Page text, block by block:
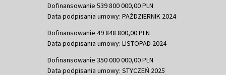
Dofinansowanie 539 800 000,00 PLN
Data podpisania umowy: PAŹDZIERNIK 2024
Dofinansowanie 49 848 800,00 PLN
Data podpisania umowy: LISTOPAD 2024
Dofinansowanie 350 000 000,00 PLN
Data podpisania umowy: STYCZEŃ 2025